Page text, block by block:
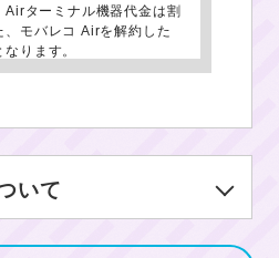
Airターミナル機器代金は割
、モバレコ Airを解約した
ります。
分割払い（12回・24回・
は賦払金1,980円、支払期
、分割回数12回選択時は
期間14ヵ月から17ヵ月、
は賦払金3,960円、支払期
いて